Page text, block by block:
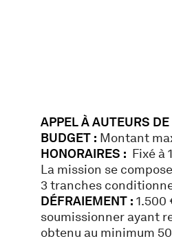
APPEL À AUTEURS
BUDGET : Montant
HONORAIRES : Fixé à
La mission se
3 tranches
DÉFRAIEMENT : 1.500
soumissionner ayant
obtenu au minimum